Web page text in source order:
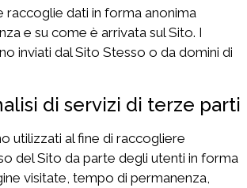
raccoglie dati in forma anonima
e su come è arrivata sul Sito. I
inviati dal Sito Stesso o da domini di
di servizi di terze parti
utilizzati al fine di raccogliere
del Sito da parte degli utenti in forma
visitate, tempo di permanenza,